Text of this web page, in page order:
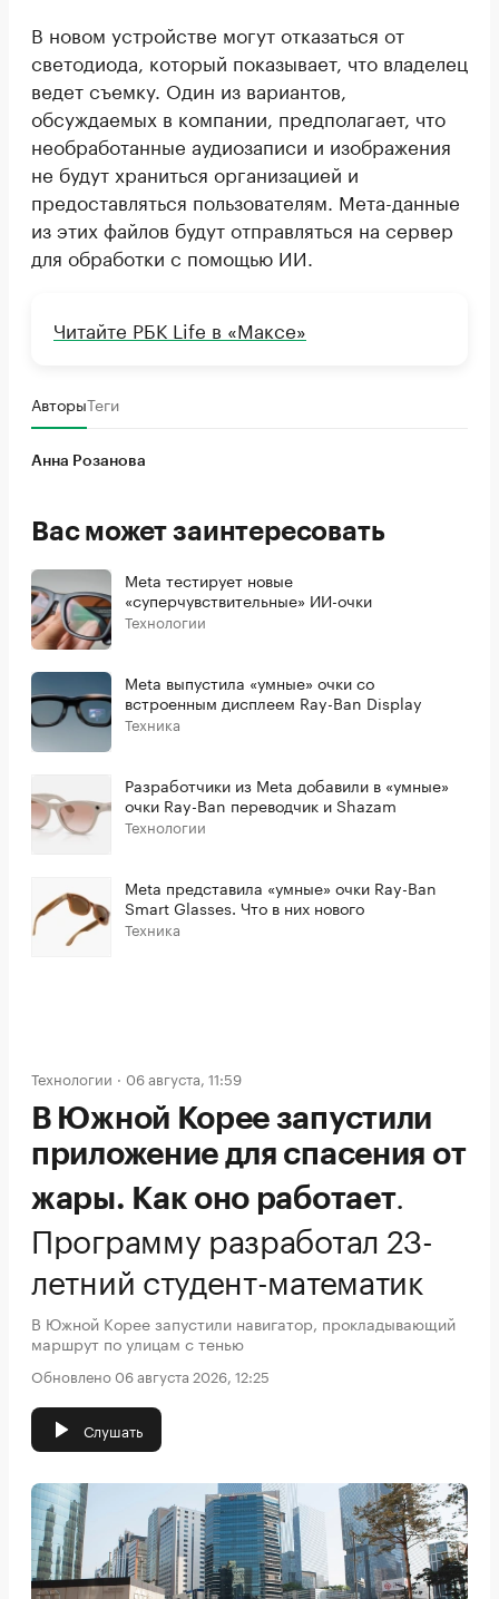
В новом устройстве могут отказаться от
светодиода, который показывает, что владелец
ведет съемку. Один из вариантов,
обсуждаемых в компании, предполагает, что
необработанные аудиозаписи и изображения
не будут храниться организацией и
предоставляться пользователям. Мета-данные
из этих файлов будут отправляться на сервер
для обработки с помощью ИИ.
Читайте РБК Life в «Максе»
АвторыТеги
Анна Розанова
Вас может заинтересовать
Meta тестирует новые
«суперчувствительные» ИИ-очки
Технологии
Meta выпустила «умные» очки со
встроенным дисплеем Ray-Ban Display
Техника
Разработчики из Meta добавили в «умные»
очки Ray-Ban переводчик и Shazam
Технологии
Meta представила «умные» очки Ray-Ban
Smart Glasses. Что в них нового
Техника
Технологии 06 августа, 11:59
В Южной Корее запустили
приложение для спасения от
жары. Как оно работает.
Программу разработал 23-
летний студент-математик
В Южной Корее запустили навигатор, прокладывающий
маршрут по улицам с тенью
Обновлено 06 августа 2026, 12:25
Слушать